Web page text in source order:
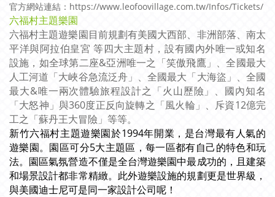
官方網站連結：https://www.leofoovillage.com.tw/Infos/Tickets/
六福村主題樂園
六福村主題遊樂園目前規劃有美國大西部、非洲部落、南太
平洋與阿拉伯皇宮 等四大主題村，設有國內外唯一或知名
設施，如全球第二座&亞洲唯一之「笑傲飛鷹」、全國最大
人工河道「大峽谷急流泛舟」、全國最大「大海盜」、全國
最大&唯一兩次體驗旅程設計之「火山歷險」、國內知名
「大怒神」與360度正反向旋轉之「風火輪」、斥資12億完
工之「蘇丹王大冒險」等等。
新竹六福村主題遊樂園於1994年開業，是台灣最有人氣的
遊樂園。園區可分5大主題區，每一區都有自己的特色和玩
法。園區氣氛營造不僅是全台灣遊樂園中最成功的，且建築
和場景設計都非常精緻。此外遊樂設施的規劃更是世界級，
與美國迪士尼可是同一家設計公司呢！